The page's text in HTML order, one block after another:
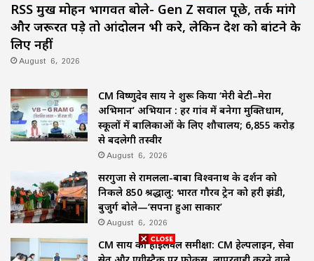
RSS प्रमुख मोहन भागवत बोले- Gen Z सवाल पूछे, तर्क मांगे
और जरूरत पड़े तो आंदोलन भी करे, लेकिन देश को बांटने के
लिए नहीं
August 6, 2026
CM विष्णुदेव साय ने शुरू किया ‘मेरी बेटी–मेरा
अभिमान’ अभियान : हर गांव में बनेगा मुक्तिधाम,
स्कूलों में बालिकाओं के लिए शौचालय; 6,855 करोड़
से बदलेगी तस्वीर
August 6, 2026
सरगुजा से रामलला-बाबा विश्वनाथ के दर्शन को
निकले 850 श्रद्धालु: भारत गौरव ट्रेन को हरी झंडी,
बुजुर्ग बोले—‘सपना हुआ साकार’
August 6, 2026
CM साय की हाईलेवल समीक्षा: CM हेल्पलाइन, सेवा